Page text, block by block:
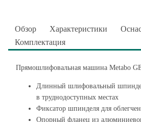
Обзор Характеристики
Комплектация
Прямошлифовальная машина Metabo
Длинный шлифовальный
в труднодоступных местах
Фиксатор шпинделя для
Опорный фланец из